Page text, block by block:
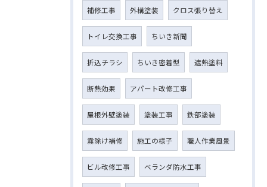
補修工事 外構塗装 クロス張り替え
トイレ交換工事 ちいき新聞
折込チラシ ちいき密着型 遮熱塗料
断熱効果 アパート改修工事
屋根外壁塗装 塗装工事 鉄部塗装
霧除け補修 施工の様子 職人作業風景
ビル改修工事 ベランダ防水工事